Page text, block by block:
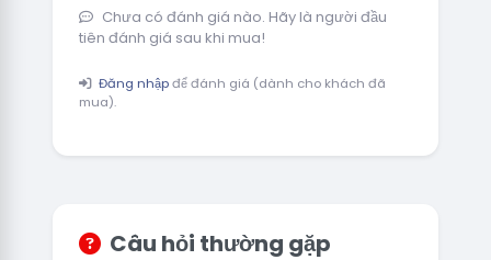
Chưa có đánh giá nào. Hãy là người đầu
tiên đánh giá sau khi mua!
Đăng nhậpđể đánh giá (dành cho khách đã
mua).
Câu hỏi thường gặp